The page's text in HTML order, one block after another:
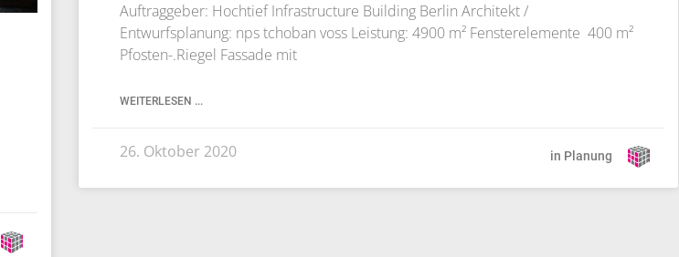
in Planung
Auftraggeber: Hochtief Infrastructure Building Berlin Architekt /
Entwurfsplanung: nps tchoban voss Leistung: 4900 m² Fensterelemente 400 m²
Pfosten-.Riegel Fassade mit
WEITERLESEN ...
26. Oktober 2020